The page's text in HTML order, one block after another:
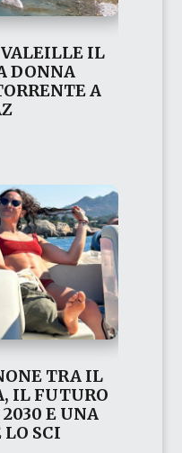
IL
DONNA
A
TRA IL
IL FUTURO
E UNA
LO SCI